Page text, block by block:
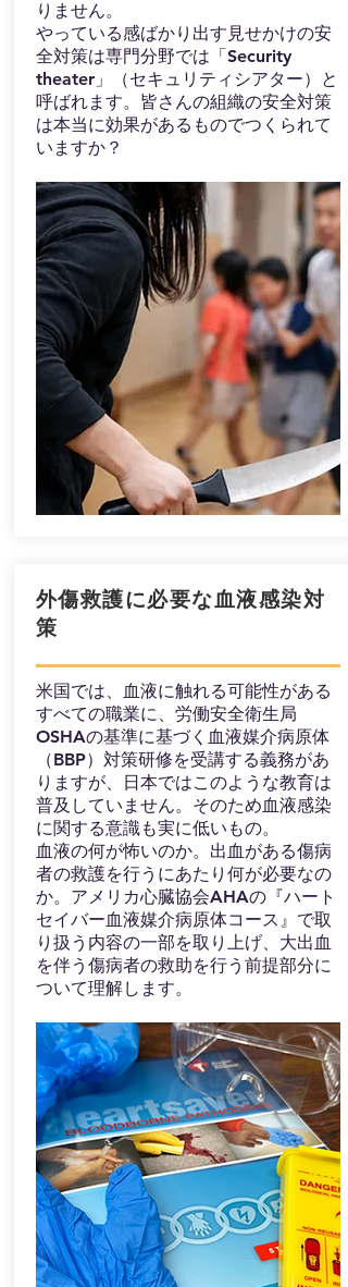
りません。
​やっている感ばかり出す見せかけの安
全対策は専門分野では「Security
theater」（セキュリティシアター）と
呼ばれます。皆さんの組織の安全対策
は本当に効果があるものでつくられて
いますか？
​外傷救護に必要な血液感染対
策
米国では、血液に触れる可能性がある
すべての職業に、労働安全衛生局
OSHAの基準に基づく血液媒介病原体
（BBP）対策研修を受講する義務があ
りますが、日本ではこのような教育は
普及していません。そのため血液感染
に関する意識も実に低いもの。
血液の何が怖いのか。出血がある傷病
者の救護を行うにあたり何が必要なの
か。アメリカ心臓協会AHAの『ハート
セイバー血液媒介病原体コース』で取
り扱う内容の一部を取り上げ、大出血
を伴う傷病者の救助を行う前提部分に
ついて理解します。